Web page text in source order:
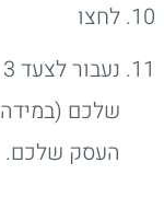
לחצו
שלכם (במידה
העסק שלכם.